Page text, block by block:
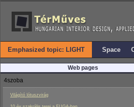
Emphasized topic: LIGHT Space
Web pages
4szoba
Világító lótuszvirág